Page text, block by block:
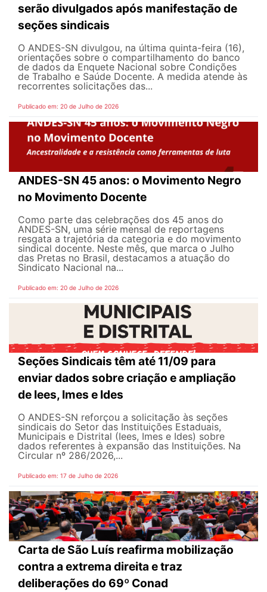
serão divulgados após manifestação de
seções sindicais
O ANDES-SN divulgou, na última quinta-feira (16),
orientações sobre o compartilhamento do banco
de dados da Enquete Nacional sobre Condições
de Trabalho e Saúde Docente. A medida atende às
recorrentes solicitações das...
Publicado em: 20 de Julho de 2026
ANDES-SN 45 anos: o Movimento Negro
no Movimento Docente
Como parte das celebrações dos 45 anos do
ANDES-SN, uma série mensal de reportagens
resgata a trajetória da categoria e do movimento
sindical docente. Neste mês, que marca o Julho
das Pretas no Brasil, destacamos a atuação do
Sindicato Nacional na...
Publicado em: 20 de Julho de 2026
Seções Sindicais têm até 11/09 para
enviar dados sobre criação e ampliação
de Iees, Imes e Ides
O ANDES-SN reforçou a solicitação às seções
sindicais do Setor das Instituições Estaduais,
Municipais e Distrital (Iees, Imes e Ides) sobre
dados referentes à expansão das Instituições. Na
Circular nº 286/2026,...
Publicado em: 17 de Julho de 2026
Carta de São Luís reafirma mobilização
contra a extrema direita e traz
deliberações do 69º Conad